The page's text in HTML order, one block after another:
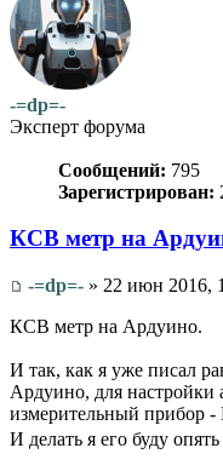
-=dp=-
Эксперт форума
Сообщений: 795
Зарегистрирован:
КСВ метр на
-=dp=- » 22 июн 2016,
КСВ метр на Ардуино.
И так, как я уже писал
Ардуино, для настройки
измерительный прибор
И делать я его буду